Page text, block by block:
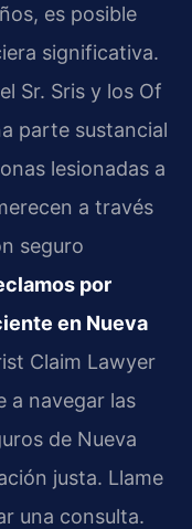
es posible
significativa.
Sr. Sris y los Of
parte sustancial
lesionadas a
a través
seguro
por
en Nueva
Claim Lawyer
a navegar las
de Nueva
justa. Llame
una consulta.